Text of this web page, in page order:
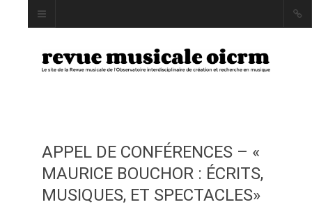
INDEX
AUTEUR·RICE·S
MOTS CLÉS
APPEL DE CONFÉRENCES – «
MAURICE BOUCHOR : ÉCRITS,
MUSIQUES, ET SPECTACLES»